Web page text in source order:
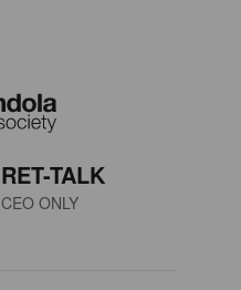
RET-TALK
CEO ONLY